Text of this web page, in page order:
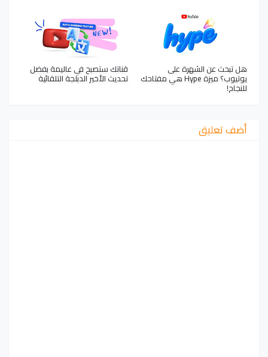
هل تبحث عن الشهرة على
يوتيوب؟ ميزة Hype هي مفتاحك
للنجاح!
قناتك ستصبح في عاليمة بفضل
تحديث الأخير الدبلجة التلقائية
أضف تعليق